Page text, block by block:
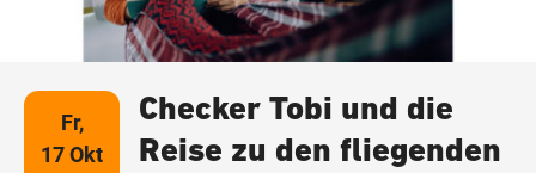
Fr,
17 Okt
Checker Tobi und die
Reise zu den fliegenden